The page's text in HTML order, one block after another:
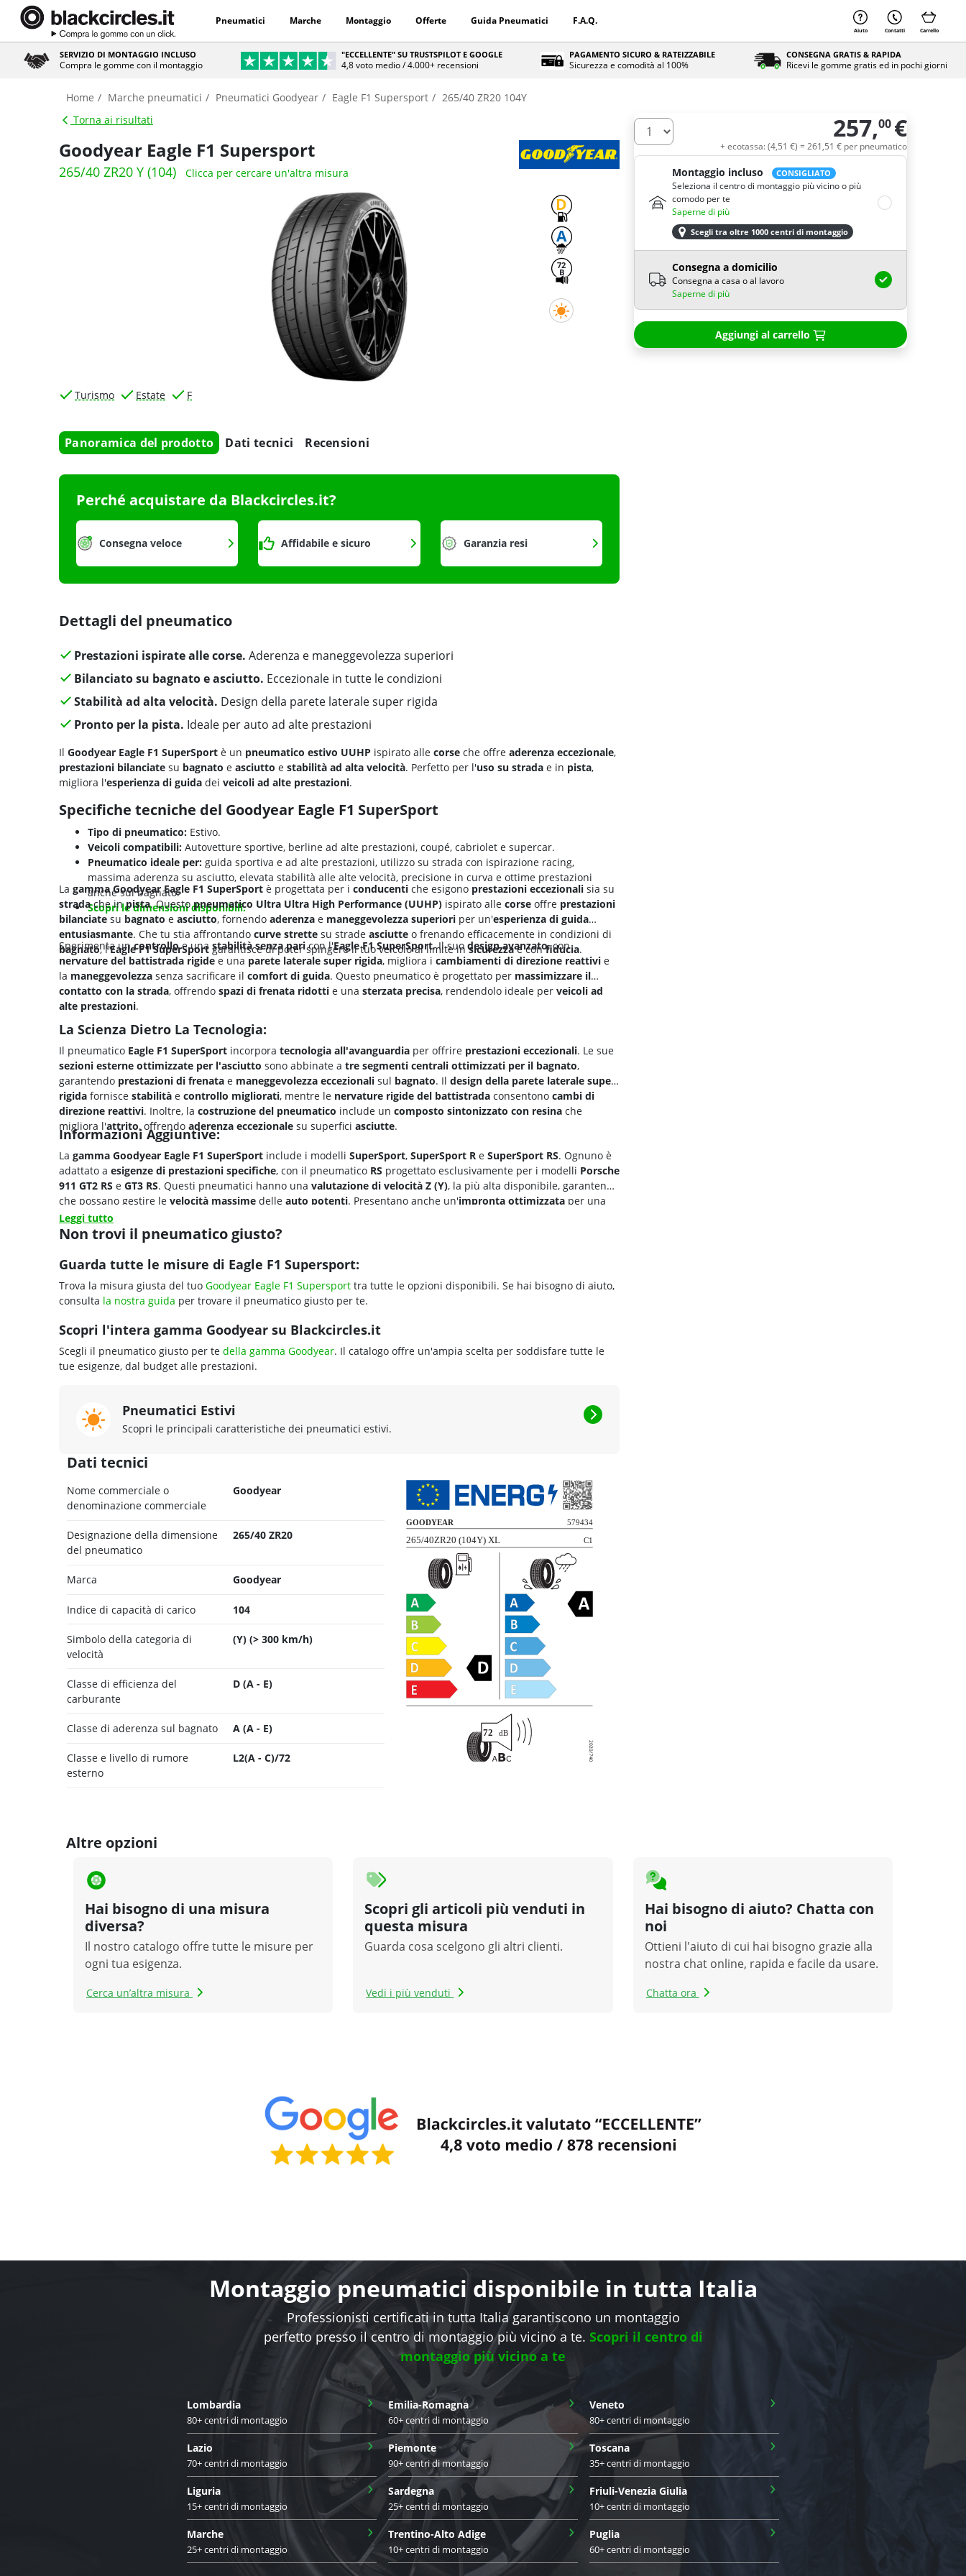
Pneumatici Marche Montaggio Offerte Guida Pneumatici F.A.Q.
Aiuto Contatti Carrello
SERVIZIO DI MONTAGGIO INCLUSO
Compra le gomme con il montaggio
"ECCELLENTE" SU TRUSTSPILOT E GOOGLE
4,8 voto medio / 4.000+ recensioni
PAGAMENTO SICURO & RATEIZZABILE
Sicurezza e comodità al 100%
CONSEGNA GRATIS & RAPIDA
Ricevi le gomme gratis ed in pochi giorni
Home Marche pneumatici Pneumatici Goodyear Eagle F1 Supersport
265/40 ZR20 104Y
Torna ai risultati
Goodyear Eagle F1 Supersport
265/40 ZR20 Y (104) Clicca per cercare un'altra misura
D
A
72
B
Turismo Estate F
Panoramica del prodotto Dati tecnici Recensioni
Perché acquistare da Blackcircles.it?
Consegna veloce Affidabile e sicuro Garanzia resi
Dettagli del pneumatico
Prestazioni ispirate alle corse. Aderenza e maneggevolezza superiori
Bilanciato su bagnato e asciutto. Eccezionale in tutte le condizioni
Stabilità ad alta velocità. Design della parete laterale super rigida
Pronto per la pista. Ideale per auto ad alte prestazioni
Il Goodyear Eagle F1 SuperSport è un pneumatico estivo UUHP ispirato alle corse che offre aderenza eccezionale,
prestazioni bilanciate su bagnato e asciutto e stabilità ad alta velocità. Perfetto per l'uso su strada e in pista,
migliora l'esperienza di guida dei veicoli ad alte prestazioni.
Specifiche tecniche del Goodyear Eagle F1 SuperSport
Tipo di pneumatico: Estivo.
Veicoli compatibili: Autovetture sportive, berline ad alte prestazioni, coupé, cabriolet e supercar.
Pneumatico ideale per: guida sportiva e ad alte prestazioni, utilizzo su strada con ispirazione racing,
massima aderenza su asciutto, elevata stabilità alle alte velocità, precisione in curva e ottime prestazioni
anche sul bagnato.
Scopri le dimensioni disponibili.
La gamma Goodyear Eagle F1 SuperSport è progettata per i conducenti che esigono prestazioni eccezionali sia su
stradache inpista. Questopneumatico Ultra Ultra High Performance (UUHP) ispirato alle corse offre prestazioni
bilanciate su bagnato e asciutto, fornendo aderenza e maneggevolezza superiori per un'esperienza di guida
entusiasmante. Che tu stia affrontando curve strette su strade asciutte o frenando efficacemente in condizioni di
bagnato, l'Eagle F1 SuperSport garantisce di poter spingere il tuo veicolo al limite insicurezzae confiducia.
Sperimenta uncontrolloe una stabilità senza paricon l'Eagle F1 SuperSport. Il suodesign avanzato, con
nervature del battistrada rigide e una parete laterale super rigida, migliora i cambiamenti di direzione reattivi e
la maneggevolezza senza sacrificare il comfort di guida. Questo pneumatico è progettato per massimizzare il
contatto con la strada, offrendo spazi di frenata ridotti e una sterzata precisa, rendendolo ideale per veicoli ad
alte prestazioni.
La Scienza Dietro La Tecnologia:
Il pneumatico Eagle F1 SuperSport incorpora tecnologia all'avanguardia per offrire prestazioni eccezionali. Le sue
sezioni esterne ottimizzate per l'asciutto sono abbinate a tre segmenti centrali ottimizzati per il bagnato,
garantendo prestazioni di frenata e maneggevolezza eccezionali sul bagnato. Il design della parete laterale super
rigida fornisce stabilità e controllo migliorati, mentre le nervature rigide del battistrada consentono cambi di
direzione reattivi. Inoltre, la costruzione del pneumatico include un composto sintonizzato con resina che
migliora l'attrito, offrendo aderenza eccezionale su superfici asciutte.
Informazioni Aggiuntive:
La gamma Goodyear Eagle F1 SuperSport include i modelli SuperSport, SuperSport R e SuperSport RS. Ognuno è
adattato a esigenze di prestazioni specifiche, con il pneumatico RS progettato esclusivamente per i modelli Porsche
911 GT2 RS e GT3 RS. Questi pneumatici hanno una valutazione di velocità Z (Y), la più alta disponibile, garantendo
che possano gestire le velocità massime delle auto potenti. Presentano anche un'impronta ottimizzata per una
miglioredistribuzione della pressione
Leggi tutto
Non trovi il pneumatico giusto?
Guarda tutte le misure di Eagle F1 Supersport:
Trova la misura giusta del tuo Goodyear Eagle F1 Supersport tra tutte le opzioni disponibili. Se hai bisogno di aiuto,
consulta la nostra guida per trovare il pneumatico giusto per te.
Scopri l'intera gamma Goodyear su Blackcircles.it
Scegli il pneumatico giusto per te della gamma Goodyear. Il catalogo offre un'ampia scelta per soddisfare tutte le
tue esigenze, dal budget alle prestazioni.
Pneumatici Estivi
Scopri le principali caratteristiche dei pneumatici estivi.
Dati tecnici
Nome commerciale o
denominazione commerciale
Goodyear
Designazione della dimensione
del pneumatico
265/40 ZR20
Marca Goodyear
Indice di capacità di carico 104
Simbolo della categoria di
velocità
(Y) (> 300 km/h)
Classe di efficienza del
carburante
D (A - E)
Classe di aderenza sul bagnato A (A - E)
Classe e livello di rumore
esterno
L2(A - C)/72
Quantità 257,00 €
+ ecotassa: (4,51 €) = 261,51 € per pneumatico
Montaggio incluso CONSIGLIATO
Seleziona il centro di montaggio più vicino o più
comodo per te
Saperne di più
Scegli tra oltre 1000 centri di montaggio
Consegna a domicilio
Consegna a casa o al lavoro
Saperne di più
Aggiungi al carrello
Altre opzioni
Hai bisogno di una misura
diversa?
Il nostro catalogo offre tutte le misure per
ogni tua esigenza.
Cerca un’altra misura
Scopri gli articoli più venduti in
questa misura
Guarda cosa scelgono gli altri clienti.
Vedi i più venduti
Hai bisogno di aiuto? Chatta con
noi
Ottieni l'aiuto di cui hai bisogno grazie alla
nostra chat online, rapida e facile da usare.
Chatta ora
Montaggio pneumatici disponibile in tutta Italia
Professionisti certificati in tutta Italia garantiscono un montaggio
perfetto presso il centro di montaggio più vicino a te. Scopri il centro di
montaggio più vicino a te
Lombardia
80+ centri di montaggio
› Emilia-Romagna
60+ centri di montaggio
› Veneto
80+ centri di montaggio
›
Lazio
70+ centri di montaggio
› Piemonte
90+ centri di montaggio
› Toscana
35+ centri di montaggio
›
Liguria
15+ centri di montaggio
› Sardegna
25+ centri di montaggio
› Friuli-Venezia Giulia
10+ centri di montaggio
›
Marche
25+ centri di montaggio
› Trentino-Alto Adige
10+ centri di montaggio
› Puglia
60+ centri di montaggio
›